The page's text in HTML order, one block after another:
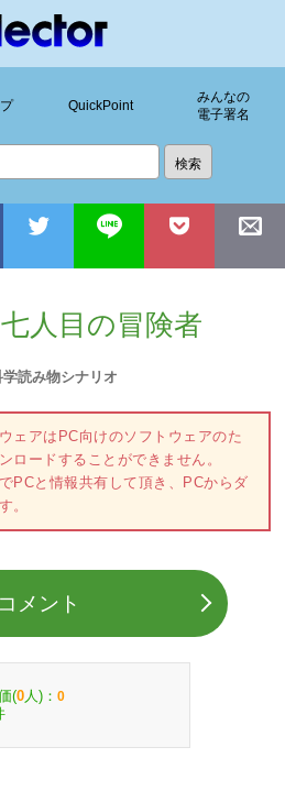
QuickPoint
みんなの
電子署名
人目の冒険者
学読み物シナリオ
ェアはPC向けのソフトウェアのた
ロードすることができません。
PCと情報共有して頂き、PCからダ
。
コメント
(0 人)： 0